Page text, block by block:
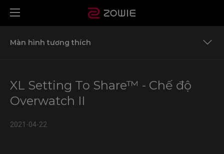
Màn hình tương thích
Màn hình tương thích
XL Setting To Share™ - Chế độ
Overwatch II
2021-04-22